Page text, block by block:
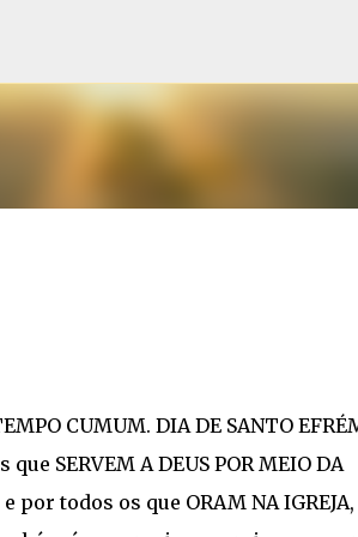
CUMUM. DIA DE SANTO
SERVEM A DEUS POR MEIO DA
por todos os que ORAM NA IGREJA,